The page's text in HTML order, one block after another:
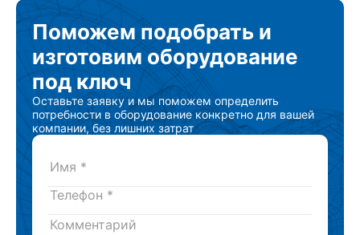
Поможем подобрать и
изготовимоборудование
под ключ
Оставьте заявку и мы поможем определить
потребности в оборудование конкретно для вашей
компании, без лишних затрат